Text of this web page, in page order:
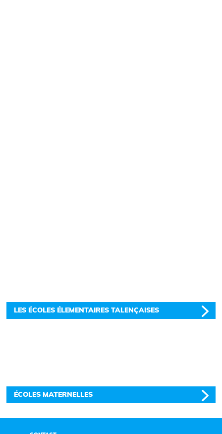
LES ÉCOLES ÉLEMENTAIRES TALENÇAISES
ÉCOLES MATERNELLES